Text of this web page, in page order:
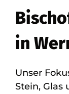
in
Unser
Stein, Glas